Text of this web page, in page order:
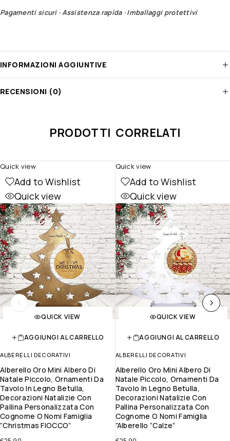
Pagamenti sicuri · Assistenza rapida · Imballaggi protettivi
INFORMAZIONI AGGIUNTIVE
RECENSIONI (0)
PRODOTTI CORRELATI
Add to Wishlist
Quick view
QUICK VIEW
AGGIUNGI AL CARRELLO
ALBERELLI DECORATIVI
Alberello Oro Mini Albero Di
Natale Piccolo, Ornamenti Da
Tavolo In Legno Betulla,
Decorazioni Natalizie Con
Pallina Personalizzata Con
Cognome O Nomi Famiglia
”Christmas FIOCCO”
Quick view
Add to Wishlist
Quick view
QUICK VIEW
AGGIUNGI AL CARRELLO
ALBERELLI DECORATIVI
Alberello Oro Mini Albero Di
Natale Piccolo, Ornamenti Da
Tavolo In Legno Betulla,
Decorazioni Natalizie Con
Pallina Personalizzata Con
Cognome O Nomi Famiglia
”alberello ”Calze”
Quick view